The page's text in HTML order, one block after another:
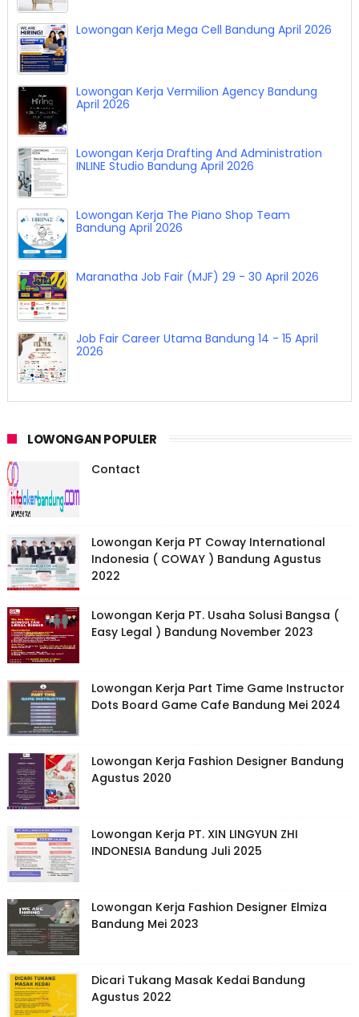
Lowongan Kerja Mega Cell Bandung April 2026
Lowongan Kerja Vermilion Agency Bandung
April 2026
Lowongan Kerja Drafting And Administration
INLINE Studio Bandung April 2026
Lowongan Kerja The Piano Shop Team
Bandung April 2026
Maranatha Job Fair (MJF) 29 - 30 April 2026
Job Fair Career Utama Bandung 14 - 15 April
2026
LOWONGAN POPULER
Contact
Lowongan Kerja PT Coway International
Indonesia ( COWAY ) Bandung Agustus
2022
Lowongan Kerja PT. Usaha Solusi Bangsa (
Easy Legal ) Bandung November 2023
Lowongan Kerja Part Time Game Instructor
Dots Board Game Cafe Bandung Mei 2024
Lowongan Kerja Fashion Designer Bandung
Agustus 2020
Lowongan Kerja PT. XIN LINGYUN ZHI
INDONESIA Bandung Juli 2025
Lowongan Kerja Fashion Designer Elmiza
Bandung Mei 2023
Dicari Tukang Masak Kedai Bandung
Agustus 2022